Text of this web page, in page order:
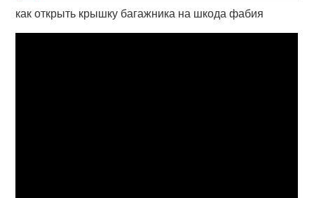
как открыть крышку багажника на шкода фабия